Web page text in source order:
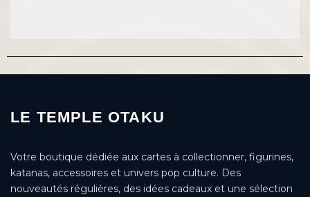
LE TEMPLE OTAKU
Votre boutique dédiée aux cartes à collectionner, figurines,
katanas, accessoires et univers pop culture. Des
nouveautés régulières, des idées cadeaux et une sélection